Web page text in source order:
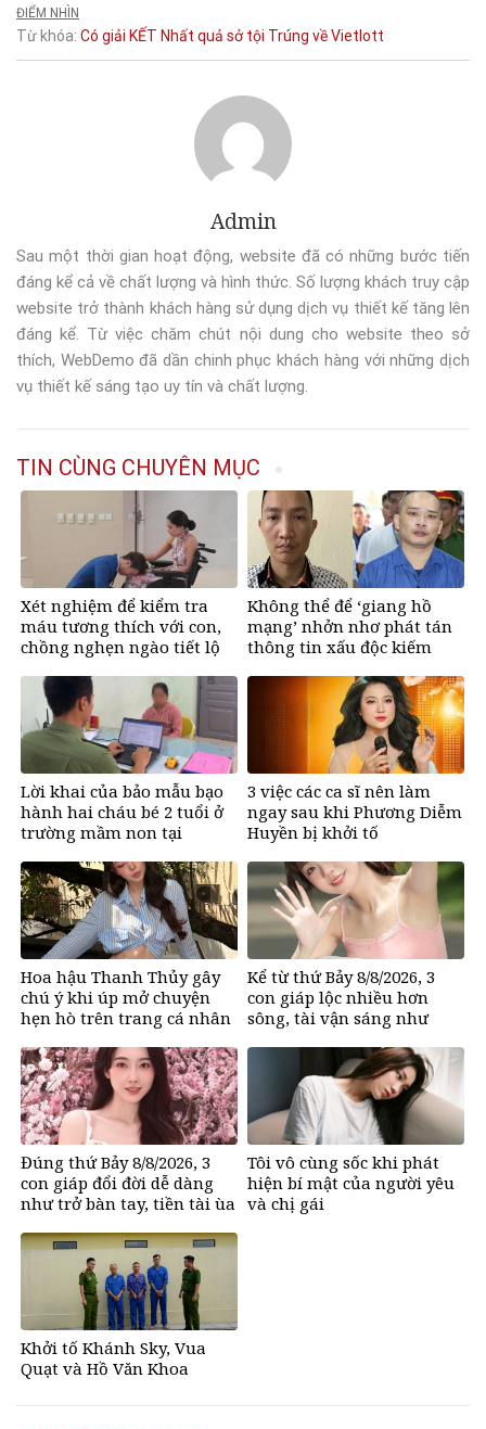
ĐIỂM NHÌN
Từ khóa: Có giải KẾT Nhất quả sở tội Trúng vềVietlott
Admin
Sau một thời gian hoạt động, website đã có những bước tiến
đáng kể cả về chất lượng và hình thức. Số lượng khách truy cập
website trở thành khách hàng sử dụng dịch vụ thiết kế tăng lên
đáng kể. Từ việc chăm chút nội dung cho website theo sở
thích, WebDemo đã dần chinh phục khách hàng với những dịch
vụ thiết kế sáng tạo uy tín và chất lượng.
TIN CÙNG CHUYÊN MỤC
Xét nghiệm để kiểm tra
máu tương thích với con,
chồng nghẹn ngào tiết lộ
Không thể để ‘giang hồ
mạng’ nhởn nhơ phát tán
thông tin xấu độc kiếm
Lời khai của bảo mẫu bạo
hành hai cháu bé 2 tuổi ở
trường mầm non tại
3 việc các ca sĩ nên làm
ngay sau khi Phương Diễm
Huyền bị khởi tố
Hoa hậu Thanh Thủy gây
chú ý khi úp mở chuyện
hẹn hò trên trang cá nhân
Kể từ thứ Bảy 8/8/2026, 3
con giáp lộc nhiều hơn
sông, tài vận sáng như
Đúng thứ Bảy 8/8/2026, 3
con giáp đổi đời dễ dàng
như trở bàn tay, tiền tài ùa
đến
Tôi vô cùng sốc khi phát
hiện bí mật của người yêu
và chị gái
Khởi tố Khánh Sky, Vua
Quạt và Hồ Văn Khoa